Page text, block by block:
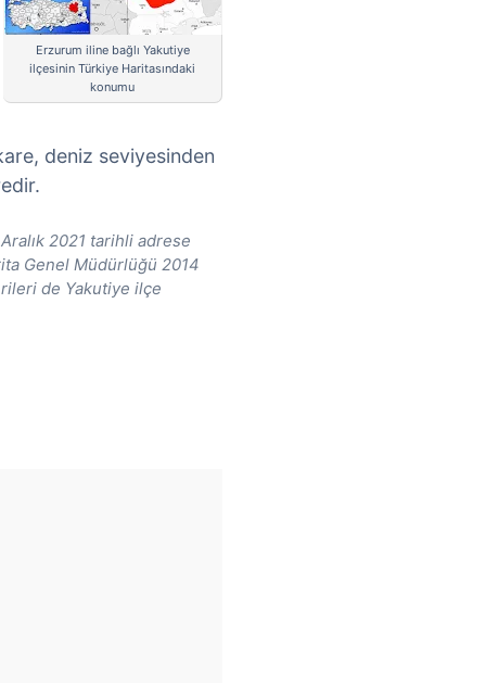
Erzurum iline bağlı Yakutiye
ilçesinin Türkiye Haritasındaki
konumu
deniz seviyesinden
2021 tarihli adrese
Genel Müdürlüğü 2014
de Yakutiye ilçe